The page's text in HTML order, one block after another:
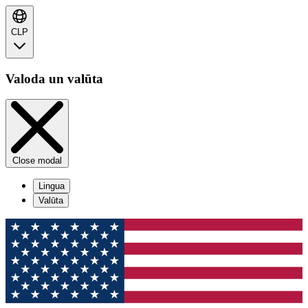
CLP
Valoda un valūta
Close modal
Lingua
Valūta